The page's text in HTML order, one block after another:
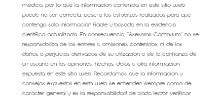
médica, por lo que la información contenida en este sitio web
puede no ser correcta, pese a los esfuerzos realizados para que
contenga solo información fiable y basada en la evidencia
científica actualizada. En consecuencia, “Asesoras Continuum” no se
responsabiliza de los errores u omisiones contenidos, ni de los
daños o perjuicios derivados de su utilización o de la confianza de
un usuario en las opiniones, hechos, datos u otra información
expuesta en este sitio web. Recordamos que la información y
consejos expuestos en esta web se entienden siempre como de
carácter general y es la responsabilidad de cada lector verificar